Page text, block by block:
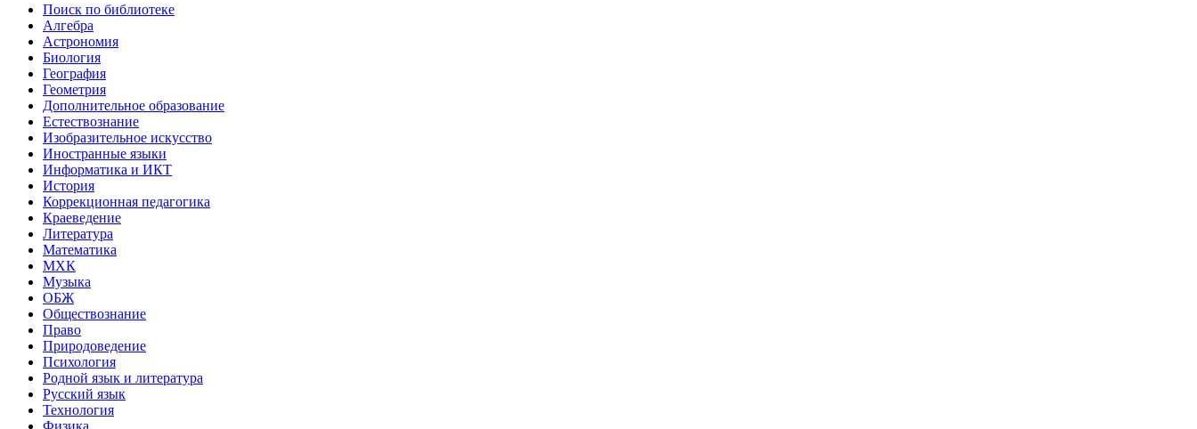
Поиск по библиотеке
Алгебра
Астрономия
Биология
География
Геометрия
Дополнительное образование
Естествознание
Изобразительное искусство
Иностранные языки
Информатика и ИКТ
История
Коррекционная педагогика
Краеведение
Литература
Математика
МХК
Музыка
ОБЖ
Обществознание
Право
Природоведение
Психология
Родной язык и литература
Русский язык
Технология
Физика